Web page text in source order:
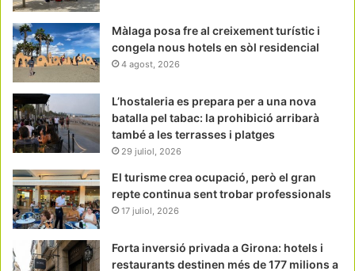
Màlaga posa fre al creixement turístic i
congela nous hotels en sòl residencial
4 agost, 2026
L’hostaleria es prepara per a una nova
batalla pel tabac: la prohibició arribarà
també a les terrasses i platges
29 juliol, 2026
El turisme crea ocupació, però el gran
repte continua sent trobar professionals
17 juliol, 2026
Forta inversió privada a Girona: hotels i
restaurants destinen més de 177 milions a